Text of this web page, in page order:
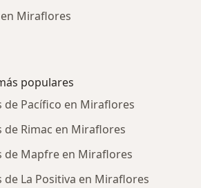
Miraflores
populares
de Pacífico en Miraflores
Rimac en Miraflores
de Mapfre en Miraflores
La Positiva en Miraflores